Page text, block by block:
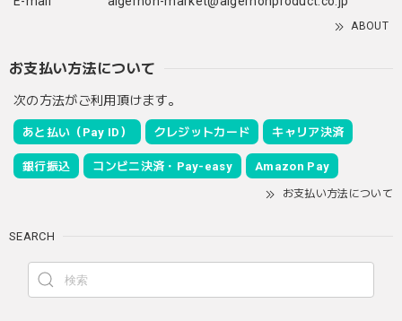
ABOUT
お支払い方法について
次の方法がご利用頂けます。
あと払い（Pay ID） クレジットカード キャリア決済
銀行振込 コンビニ決済・Pay-easy Amazon Pay
お支払い方法について
SEARCH